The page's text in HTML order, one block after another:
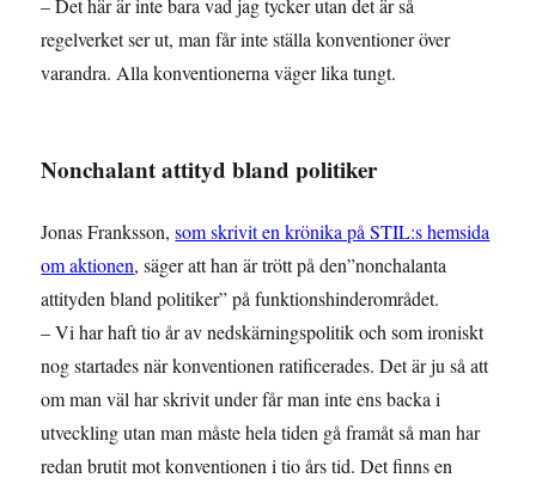
– Det här är inte bara vad jag tycker utan det är så
regelverket ser ut, man får inte ställa konventioner över
varandra. Alla konventionerna väger lika tungt.
Nonchalant attityd bland politiker
Jonas Franksson,som skrivit en krönika på STIL:s hemsida
om aktionen, säger att han är trött på den”nonchalanta
attityden bland politiker” på funktionshinderområdet.
– Vi har haft tio år av nedskärningspolitik och som ironiskt
nog startades när konventionen ratificerades. Det är ju så att
om man väl har skrivit under får man inte ens backa i
utveckling utan man måste hela tiden gå framåt så man har
redan brutit mot konventionen i tio års tid. Det finns en